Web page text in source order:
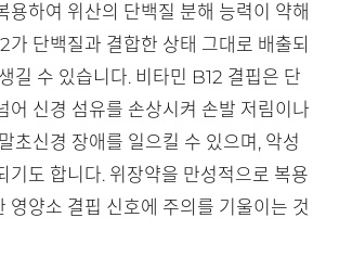
용하여 위산의 단백질 분해 능력이 약해
가 단백질과 결합한 상태 그대로 배출되
길 수 있습니다. 비타민 B12 결핍은 단
어 신경 섬유를 손상시켜 손발 저림이나
초신경 장애를 일으킬 수 있으며, 악성
기도 합니다. 위장약을 만성적으로 복용
영양소 결핍 신호에 주의를 기울이는 것